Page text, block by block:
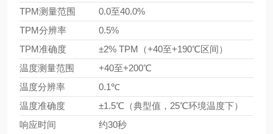
TPM测量范围
0.0至40.0%
TPM分辨率
0.5%
TPM准确度
±2% TPM（+40至+190℃区间）
温度测量范围
+40至+200℃
温度分辨率
0.1℃
温度准确度
±1.5℃（典型值，25℃环境温度下）
响应时间
约30秒